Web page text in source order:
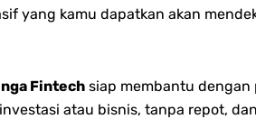
yang kamu dapatkan akan
Fintech siap membantu dengan
atau bisnis, tanpa repot,